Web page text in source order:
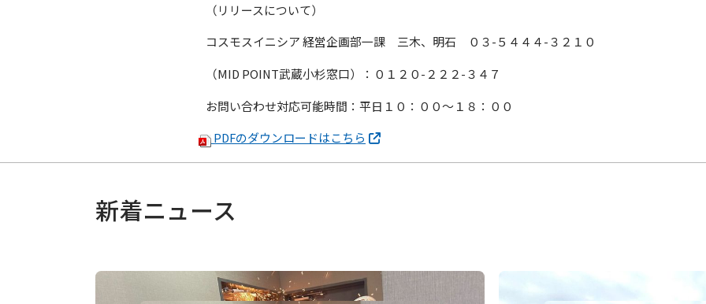
（リリースについて）
コスモスイニシア 経営企画部一課 三木、明石 ０３-５４４４-３２１０
（MID POINT武蔵小杉窓口）：０１２０-２２２-３４７
お問い合わせ対応可能時間：平日１０：００～１８：００
PDFのダウンロードはこちら
新着ニュース